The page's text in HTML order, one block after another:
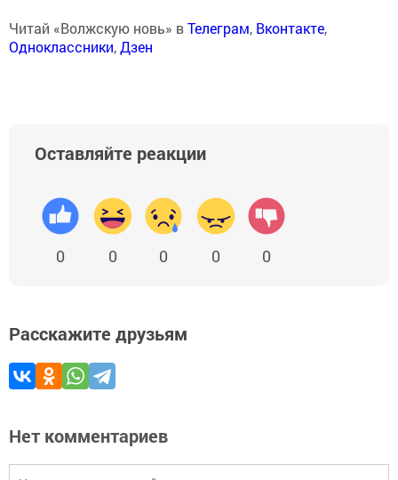
Читай «Волжскую новь» вТелеграм, Вконтакте,
Одноклассники,Дзен
Оставляйте реакции
0 0 0 0 0
Расскажите друзьям
Нет комментариев